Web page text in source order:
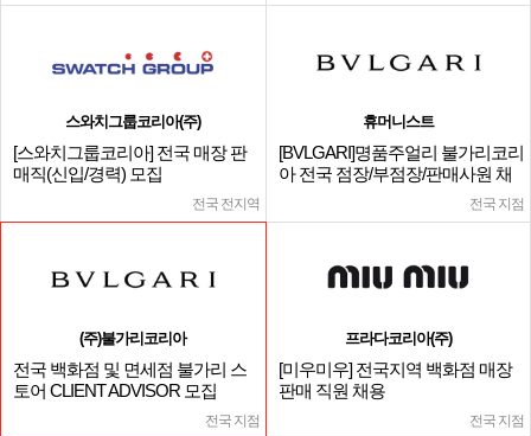
스와치그룹코리아(주)
[스와치그룹코리아] 전국 매장 판
매직(신입/경력) 모집
전국 전지역
휴머니스트
[BVLGARI]명품주얼리 불가리코리
아 전국 점장/부점장/판매사원 채
전국 지점
(주)불가리코리아
전국 백화점 및 면세점 불가리 스
토어 CLIENT ADVISOR 모집
전국 지점
프라다코리아(주)
[미우미우] 전국지역 백화점 매장
판매 직원 채용
전국 지점